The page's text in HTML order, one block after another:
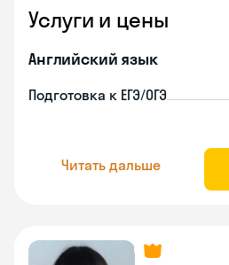
Услуги и цены
Английский язык
Подготовка к ЕГЭ/ОГЭ
Читать дальше